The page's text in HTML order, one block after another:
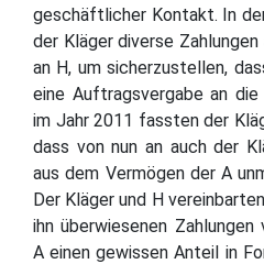
geschäftlicher Kontakt. In
der Kläger diverse
an H, um sicherzustellen,
eine Auftragsvergabe an
im Jahr 2011 fassten der
dass von nun an auch der
aus dem Vermögen der A
Der Kläger und H
ihn überwiesenen
A einen gewissen Anteil in